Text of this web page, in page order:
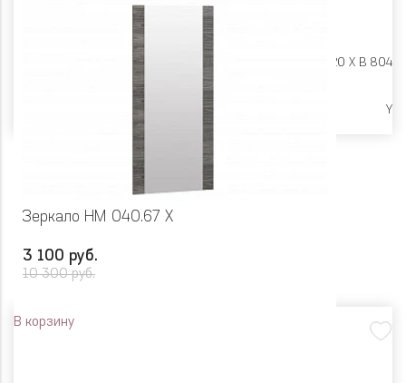
Ш 602 X Г 20 X В 804
Y
Зеркало НМ 040.67 Х
3 100 руб.
10 300 руб.
В корзину